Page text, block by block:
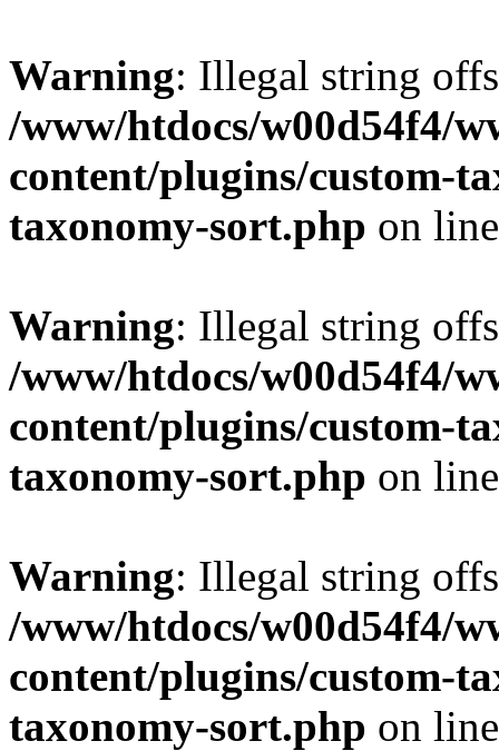
Warning: Illegal string
/www/htdocs/w00d54f4/
content/plugins/custom-
taxonomy-sort.php on
Warning: Illegal string
/www/htdocs/w00d54f4/
content/plugins/custom-
taxonomy-sort.php on
Warning: Illegal string
/www/htdocs/w00d54f4/
content/plugins/custom-
taxonomy-sort.php on